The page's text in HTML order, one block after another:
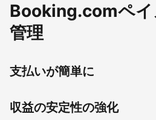
Booking.comペイ
管理
支払いが簡単に
収益の安定性の強化